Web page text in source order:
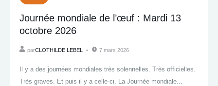
Journée mondiale de l’œuf : Mardi 13
octobre 2026
parCLOTHILDE LEBEL 7 mars 2026
Il y a des journées mondiales très solennelles. Très officielles.
Très graves. Et puis il y a celle-ci. La Journée mondiale...